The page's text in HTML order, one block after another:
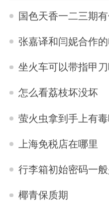
国色天香一二三期有什么区
张嘉译和闫妮合作的电视剧有哪
坐火车可以带指甲
怎么看荔枝坏没坏
萤火虫拿到手上有
上海免税店在哪里
行李箱初始密码一
椰青保质期